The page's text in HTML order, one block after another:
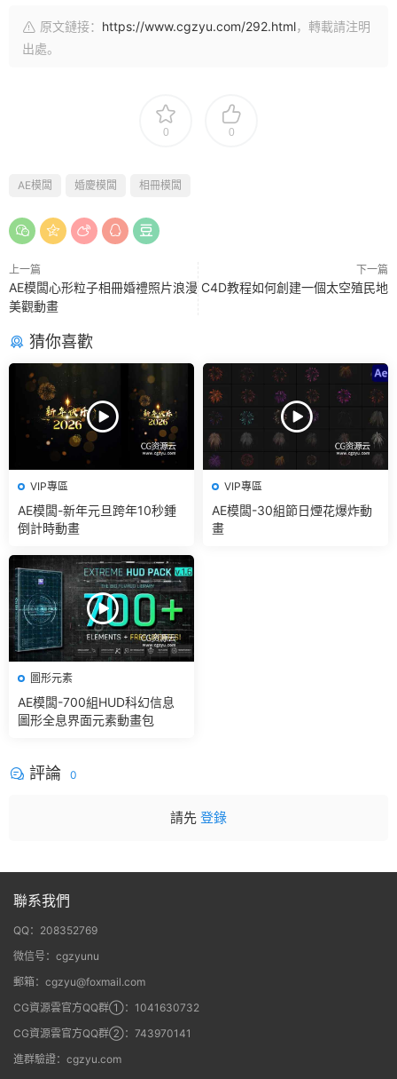
原文鏈接： https://www.cgzyu.com/292.html，轉載請注明
出處。
0 0
AE模闆 婚慶模闆 相冊模闆
上一篇
AE模闆心形粒子相冊婚禮照片浪漫
美觀動畫
下一篇
C4D教程如何創建一個太空殖民地
猜你喜歡
VIP專區
AE模闆-新年元旦跨年10秒鍾
倒計時動畫
VIP專區
AE模闆-30組節日煙花爆炸動
畫
圖形元素
AE模闆-700組HUD科幻信息
圖形全息界面元素動畫包
評論 0
請先 登錄
聯系我們
QQ：208352769
微信号：cgzyunu
郵箱：cgzyu@foxmail.com
CG資源雲官方QQ群①：1041630732
CG資源雲官方QQ群②：743970141
進群驗證：cgzyu.com